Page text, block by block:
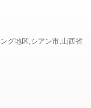
グ地区,シアン市,山西省